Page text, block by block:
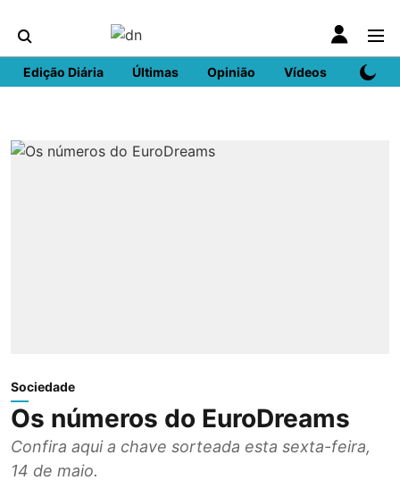
Edição Diária Últimas Opinião Vídeos DN
Sociedade
Os números do EuroDreams
Confira aqui a chave sorteada esta sexta-feira,
14 de maio.